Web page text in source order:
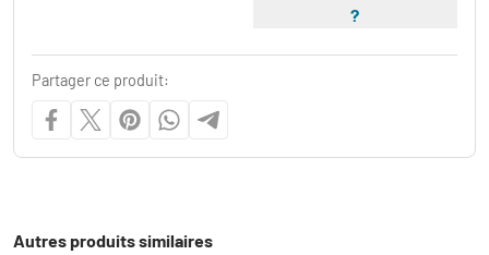
?
Partager ce produit:
Autres produits similaires